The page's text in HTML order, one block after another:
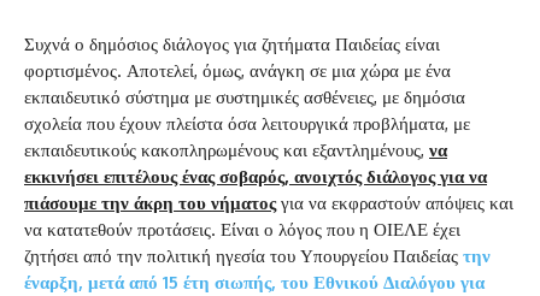
Συχνά ο δημόσιος διάλογος για ζητήματα Παιδείας είναι
φορτισμένος. Αποτελεί, όμως, ανάγκη σε μια χώρα με ένα
εκπαιδευτικό σύστημα με συστημικές ασθένειες, με δημόσια
σχολεία που έχουν πλείστα όσα λειτουργικά προβλήματα, με
εκπαιδευτικούς κακοπληρωμένους και εξαντλημένους, να
εκκινήσει επιτέλους ένας σοβαρός, ανοιχτός διάλογος για να
πιάσουμε την άκρη του νήματοςγια να εκφραστούν απόψεις και
να κατατεθούν προτάσεις. Είναι ο λόγος που η ΟΙΕΛΕ έχει
ζητήσει από την πολιτική ηγεσία του Υπουργείου Παιδείας την
έναρξη, μετά από 15 έτη σιωπής, του Εθνικού Διαλόγου για